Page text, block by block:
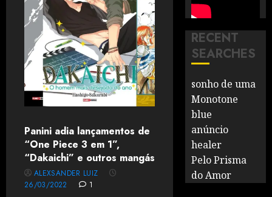
Panini adia lançamentos de
“One Piece 3 em 1”,
“Dakaichi” e outros mangás
ALEXSANDER LUIZ
26/03/2022
1
RECENT
SEARCHES
sonho de uma
Monotone
blue
anúncio
healer
Pelo Prisma
do Amor